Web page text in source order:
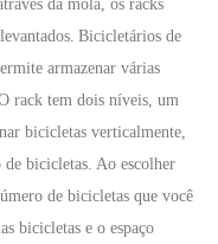
da mola, os racks
Bicicletários de
armazenar várias
rack tem dois níveis, um
bicicletas verticalmente,
de bicicletas. Ao escolher
de bicicletas que você
bicicletas e o espaço